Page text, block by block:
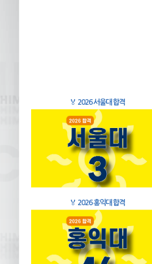
🏅 2026 서울대 합격
🏅 2026 홍익대 합격